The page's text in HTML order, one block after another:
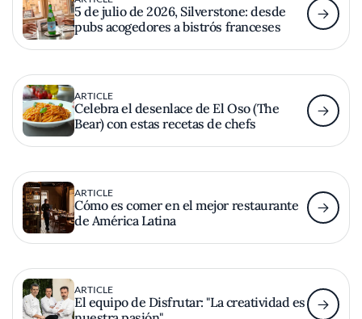
5 de julio de 2026, Silverstone: desde
pubs acogedores a bistrós franceses
ARTICLE
Celebra el desenlace de El Oso (The
Bear) con estas recetas de chefs
ARTICLE
Cómo es comer en el mejor restaurante
de América Latina
ARTICLE
El equipo de Disfrutar: "La creatividad es